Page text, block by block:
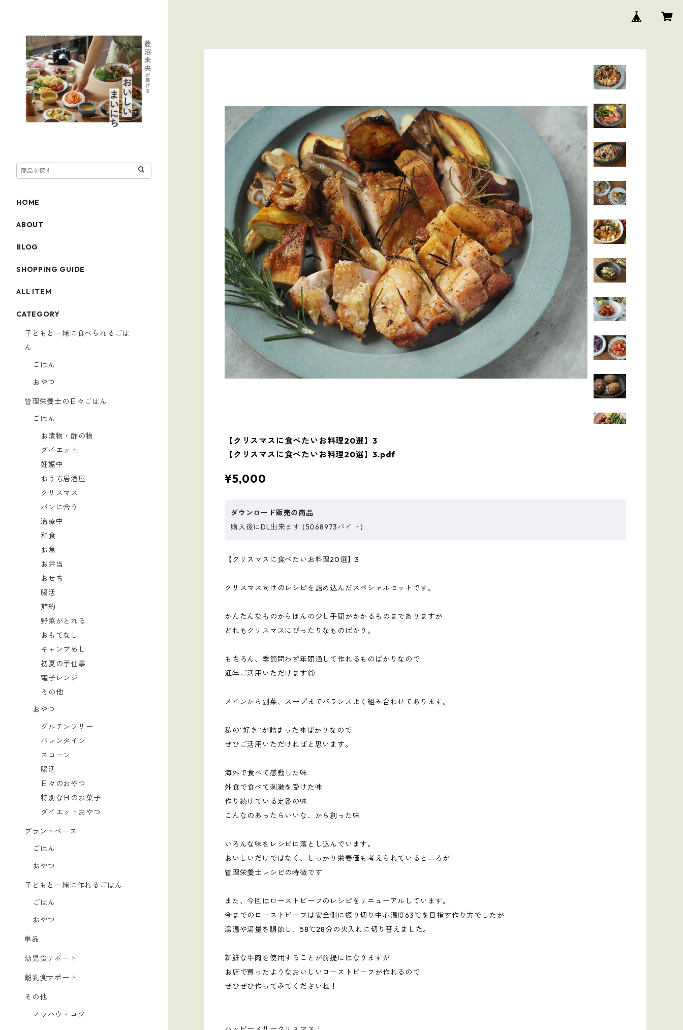
【クリスマスに食べたいお料理20選】3
【クリスマスに食べたいお料理20選】3.pdf
¥5,000
ダウンロード販売の商品
購入後にDL出来ます (5068973バイト)
【クリスマスに食べたいお料理20選】3
クリスマス向けのレシピを詰め込んだスペシャルセットです。
かんたんなものからほんの少し手間がかかるものまでありますが
どれもクリスマスにぴったりなものばかり。
もちろん、季節問わず年間通して作れるものばかりなので
通年ご活用いただけます◎
メインから副菜、スープまでバランスよく組み合わせてあります。
私の”好き”が詰まった味ばかりなので
ぜひご活用いただければと思います。
海外で食べて感動した味
外食で食べて刺激を受けた味
作り続けている定番の味
こんなのあったらいいな、から創った味
いろんな味をレシピに落とし込んでいます。
おいしいだけではなく、しっかり栄養価も考えられているところが
管理栄養士レシピの特徴です
また、今回はローストビーフのレシピをリニューアルしています。
今までのローストビーフは安全側に振り切り中心温度63℃を目指す作り方でしたが
湯温や湯量を調節し、58℃28分の火入れに切り替えました。
新鮮な牛肉を使用することが前提にはなりますが
お店で買ったようなおいしいローストビーフが作れるので
ぜひぜひ作ってみてくださいね！
HOME
ABOUT
BLOG
SHOPPING GUIDE
ALL ITEM
CATEGORY
子どもと一緒に食べられるごは
ん
ごはん
おやつ
管理栄養士の日々ごはん
ごはん
お漬物・酢の物
ダイエット
妊娠中
おうち居酒屋
クリスマス
パンに合う
治療中
和食
お魚
お弁当
おせち
腸活
節約
野菜がとれる
おもてなし
キャンプめし
初夏の手仕事
電子レンジ
その他
おやつ
グルテンフリー
バレンタイン
スコーン
腸活
日々のおやつ
特別な日のお菓子
ダイエットおやつ
プラントベース
ごはん
おやつ
子どもと一緒に作れるごはん
ごはん
おやつ
単品
幼児食サポート
離乳食サポート
その他
ノウハウ・コツ